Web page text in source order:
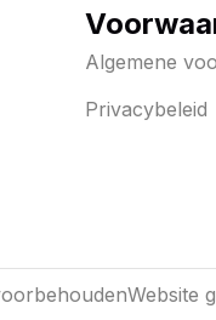
Algemene
Privacybeleid
Website